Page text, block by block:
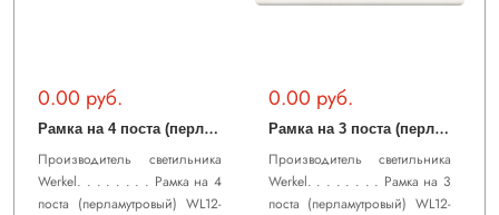
0.00 руб.
Р
амка на 4 поста (перламутровый) WL12-Frame-04
Производитель светильника
Werkel. . . . . . . . Рамка на 4
поста (перламутровый) WL12-
0.00 руб.
Р
амка на 3 поста (перламутровый) WL12-Frame-03
Производитель светильника
Werkel. . . . . . . . Рамка на 3
поста (перламутровый) WL12-